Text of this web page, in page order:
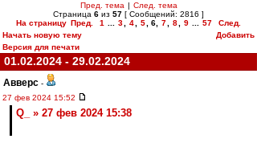
Пред. тема | След. тема
Страница 6 из 57 [ Сообщений: 2816 ]
На страницу Пред. 1 3 4 5 6 7 8 9 57
След.
Начать новую тему
Добавить
Версия для печати
01.02.2024 - 29.02.2024
Авверс -
27 фев 2024 15:52
Q_ » 27 фев 2024 15:38